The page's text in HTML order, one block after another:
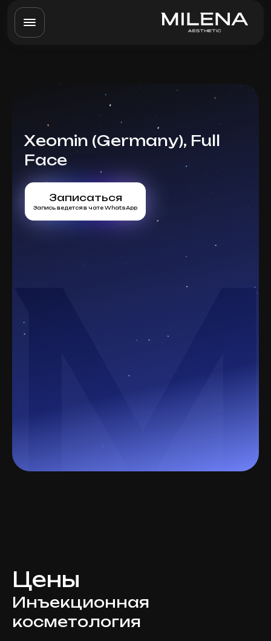
Xeomin (Germany), Full
Face
Записаться
Запись ведется в чате WhatsApp
Цены
Инъекционная
косметология